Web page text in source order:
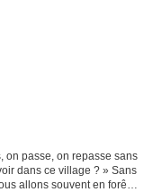
on passe, on repasse sans
dans ce village ? » Sans
allons souvent en forêt